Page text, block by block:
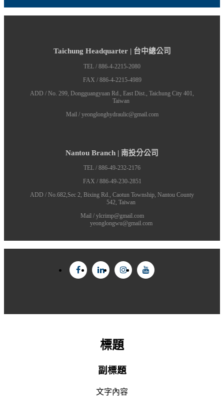
Taichung Headquarter | 台中總公司
TEL / 886-4-2215-2080
FAX / 886-4-2215-4989
ADD / No. 299, Dongguangyuan Rd., East Dist., Taichung City 401,
Taiwan
Mail / yeonglonghydraulic@gmail.com
Nantou Branch | 南投分公司
TEL / 886-49-232-2176
FAX / 886-49-230-2851
ADD / No.682,Sec 2, Bixing Rd., Caotun Township, Nantou County
542, Taiwan
Mail / ylcrimp@gmail.com
yeonglongwu@gmail.com
標題
副標題
文字內容